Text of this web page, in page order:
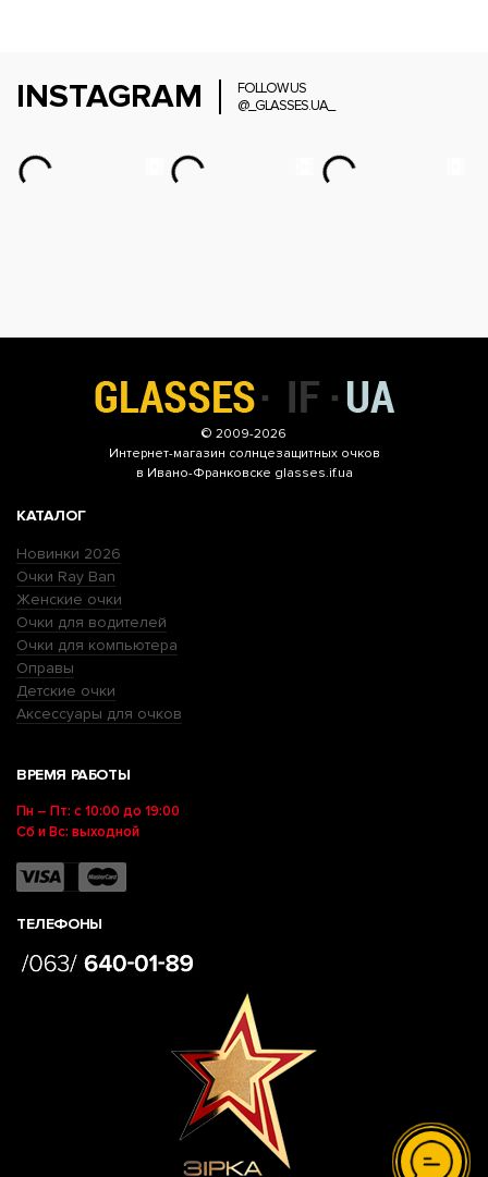
INSTAGRAM
FOLLOW US
@_GLASSES.UA_
© 2009-2026
Интернет-магазин солнцезащитных очков
в Ивано-Франковске glasses.if.ua
КАТАЛОГ
Новинки 2026
Очки Ray Ban
Женские очки
Очки для водителей
Очки для компьютера
Оправы
Детские очки
Аксессуары для очков
ВРЕМЯ РАБОТЫ
Пн – Пт: с 10:00 до 19:00
Сб и Вс: выходной
ТЕЛЕФОНЫ